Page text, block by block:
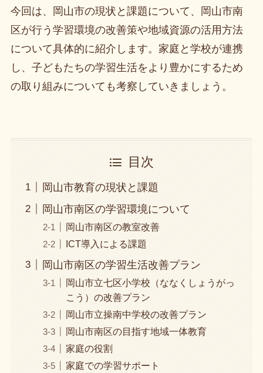
今回は、岡山市の現状と課題について、岡山市南
区が行う学習環境の改善策や地域資源の活用方法
について具体的に紹介します。家庭と学校が連携
し、子どもたちの学習生活をより豊かにするため
の取り組みについても考察していきましょう。
目次
岡山市教育の現状と課題
岡山市南区の学習環境について
岡山市南区の教室改善
ICT導入による課題
岡山市南区の学習生活改善プラン
岡山市立七区小学校（ななくしょうがっ
こう）の改善プラン
岡山市立操南中学校の改善プラン
岡山市南区の目指す地域一体教育
家庭の役割
家庭での学習サポート